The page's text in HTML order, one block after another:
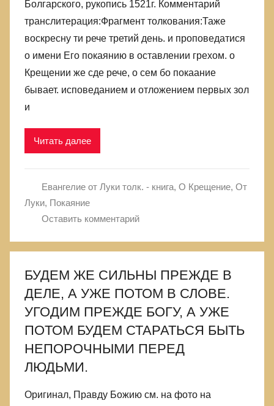
Болгарского, рукопись 1521г. Комментарий
транслитерация:Фрагмент толкования:Таже
воскресну ти рече третий день. и проповедатися
о имени Его покаянию в оставлении грехом. о
Крещении же сде рече, о сем бо покаание
бывает. исповеданием и отложением первых зол
и
Читать далее
Евангелие от Луки толк. - книга, О Крещение, От
Луки, Покаяние
Оставить комментарий
БУДЕМ ЖЕ СИЛЬНЫ ПРЕЖДЕ В
ДЕЛЕ, А УЖЕ ПОТОМ В СЛОВЕ.
УГОДИМ ПРЕЖДЕ БОГУ, А УЖЕ
ПОТОМ БУДЕМ СТАРАТЬСЯ БЫТЬ
НЕПОРОЧНЫМИ ПЕРЕД
ЛЮДЬМИ.
Оригинал, Правду Божию см. на фото на